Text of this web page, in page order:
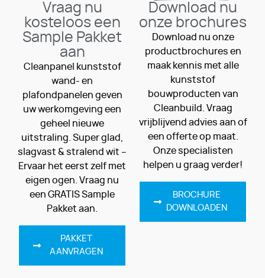
Vraag nu
kosteloos een
Sample Pakket
aan
Cleanpanel kunststof
wand- en
plafondpanelen geven
uw werkomgeving een
geheel nieuwe
uitstraling. Super glad,
slagvast & stralend wit –
Ervaar het eerst zelf met
eigen ogen. Vraag nu
een GRATIS Sample
Pakket aan.
PAKKET
AANVRAGEN
Download nu
onze brochures
Download nu onze
productbrochures en
maak kennis met alle
kunststof
bouwproducten van
Cleanbuild. Vraag
vrijblijvend advies aan of
een offerte op maat.
Onze specialisten
helpen u graag verder!
BROCHURE
DOWNLOADEN